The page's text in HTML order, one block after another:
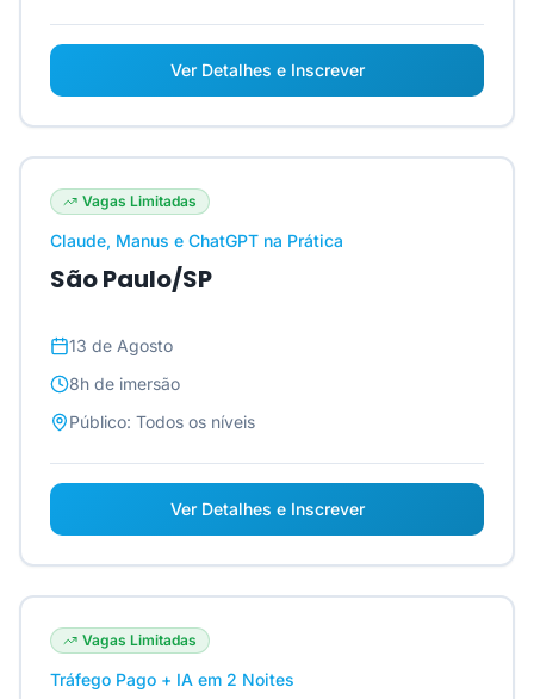
Ver Detalhes e Inscrever
Vagas Limitadas
Claude, Manus e ChatGPT na Prática
São Paulo/SP
13 de Agosto
8h de imersão
Público: Todos os níveis
Ver Detalhes e Inscrever
Vagas Limitadas
Tráfego Pago + IA em 2 Noites